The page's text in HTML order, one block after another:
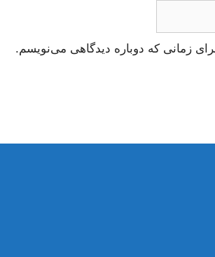
زمانی که دوباره دیدگاهی می‌نویسم.